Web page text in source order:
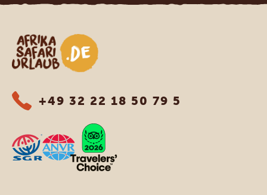
Afrika Safari Urlaub
+49 32 22 18 50 79 5